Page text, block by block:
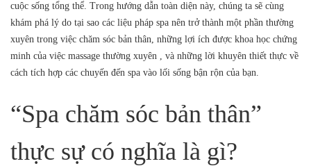
cuộc sống tổng thể. Trong hướng dẫn toàn diện này, chúng ta sẽ cùng
khám phá lý do tại sao các liệu pháp spa nên trở thành một phần thường
xuyên trong việc chăm sóc bản thân, những lợi ích được khoa học chứng
minh của việc massage thường xuyên , và những lời khuyên thiết thực về
cách tích hợp các chuyến đến spa vào lối sống bận rộn của bạn.
“Spa chăm sóc bản thân”
thực sự có nghĩa là gì?